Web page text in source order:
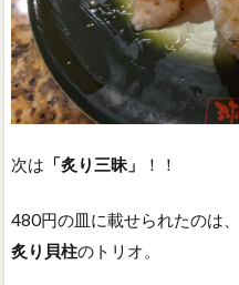
次は 「炙り三昧」 ！！
480円の皿に載せられたのは、
炙り貝柱のトリオ。